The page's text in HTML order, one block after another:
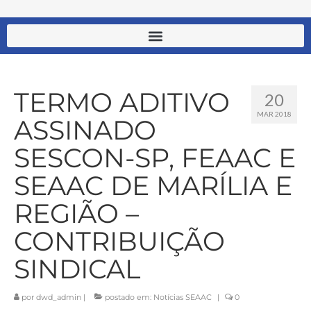
20
MAR 2018
TERMO ADITIVO
ASSINADO
SESCON-SP, FEAAC E
SEAAC DE MARÍLIA E
REGIÃO –
CONTRIBUIÇÃO
SINDICAL
por dwd_admin | postado em: Notícias SEAAC | 0